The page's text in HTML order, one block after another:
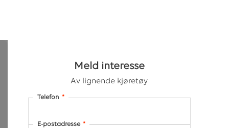
Meld interesse
Av lignende kjøretøy
Telefon *
E-postadresse *